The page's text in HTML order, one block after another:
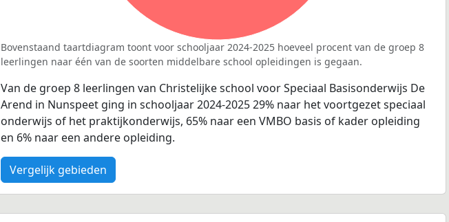
Bovenstaand taartdiagram toont voor schooljaar 2024-2025 hoeveel procent van de groep 8
leerlingen naar één van de soorten middelbare school opleidingen is gegaan.
Van de groep 8 leerlingen van Christelijke school voor Speciaal Basisonderwijs De
Arend in Nunspeet ging in schooljaar 2024-2025 29% naar het voortgezet speciaal
onderwijs of het praktijkonderwijs, 65% naar een VMBO basis of kader opleiding
en 6% naar een andere opleiding.
Vergelijk gebieden